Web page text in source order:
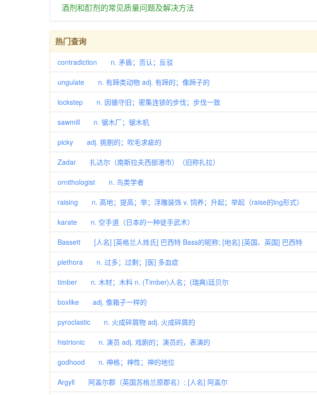
酒剂和酊剂的常见质量问题及解决方法
热门查询
contradiction n. 矛盾；否认；反驳
ungulate n. 有蹄类动物 adj. 有蹄的；像蹄子的
lockstep n. 因循守旧；密集连锁的步伐；步伐一致
sawmill n. 锯木厂；锯木机
picky adj. 挑剔的；吹毛求疵的
Zadar 扎达尔（南斯拉夫西部港市）（旧称扎拉）
ornithologist n. 鸟类学者
raising n. 高地；提高；举；浮雕装饰 v. 饲养；升起；举起（raise的ing形式）
karate n. 空手道（日本的一种徒手武术）
Bassett [人名] [英格兰人姓氏] 巴西特 Bass的昵称; [地名] [英国、英国] 巴西特
plethora n. 过多；过剩；[医] 多血症
timber n. 木材；木料 n. (Timber)人名；(瑞典)廷贝尔
boxlike adj. 像箱子一样的
pyroclastic n. 火成碎屑物 adj. 火成碎屑的
histrionic n. 演员 adj. 戏剧的；演员的，表演的
godhood n. 神格；神性；神的地位
Argyll 阿盖尔郡（英国苏格兰原郡名）; [人名] 阿盖尔